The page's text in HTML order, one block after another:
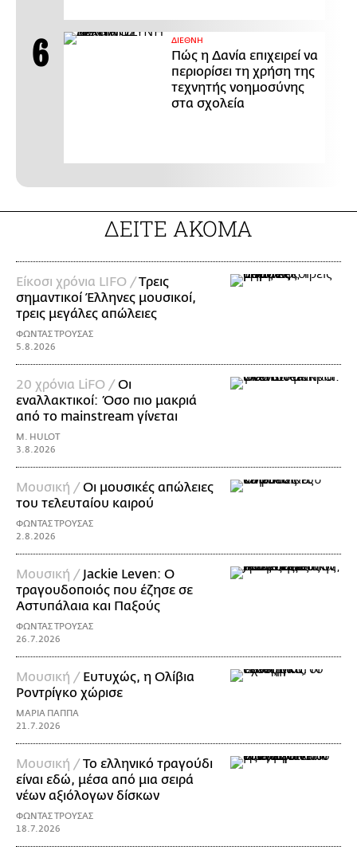
ΔΙΕΘΝΗ
Πώς η Δανία επιχειρεί να
περιορίσει τη χρήση της
τεχνητής νοημοσύνης
στα σχολεία
ΔΕΙΤΕ ΑΚΟΜΑ
Είκοσι χρόνια LIFO /Tρεις
σημαντικοί Έλληνες μουσικοί,
τρεις μεγάλες απώλειες
ΦΩΝΤΑΣ ΤΡΟΥΣΑΣ
5.8.2026
20 χρόνια LiFO /Οι
εναλλακτικοί: Όσο πιο μακριά
από το mainstream γίνεται
M. HULOT
3.8.2026
Μουσική /Οι μουσικές απώλειες
του τελευταίου καιρού
ΦΩΝΤΑΣ ΤΡΟΥΣΑΣ
2.8.2026
Μουσική / Jackie Leven: Ο
τραγουδοποιός που έζησε σε
Αστυπάλαια και Παξούς
ΦΩΝΤΑΣ ΤΡΟΥΣΑΣ
26.7.2026
Μουσική / Ευτυχώς, η Ολίβια
Ροντρίγκο χώρισε
ΜΑΡΙΑ ΠΑΠΠΑ
21.7.2026
Μουσική /Το ελληνικό τραγούδι
είναι εδώ, μέσα από μια σειρά
νέων αξιόλογων δίσκων
ΦΩΝΤΑΣ ΤΡΟΥΣΑΣ
18.7.2026